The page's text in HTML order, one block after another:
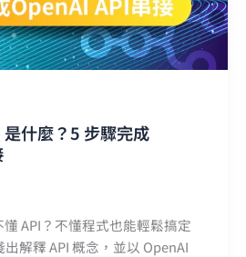
是什麼？5 步驟完成
API？不懂程式也能輕鬆搞定
解釋 API 概念，並以 OpenAI